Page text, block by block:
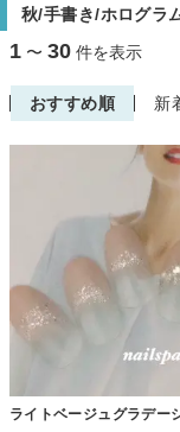
秋/手書き/ホログラ
1 〜 30 件を表示
おすすめ順 新
ライトベージュグラデー